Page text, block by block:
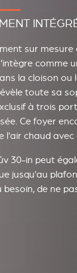
sur
comme
la cloison
toute sa
à trois
Ce foyer
l'air chaud
30-in peut
jusqu'au
besoin, de ne